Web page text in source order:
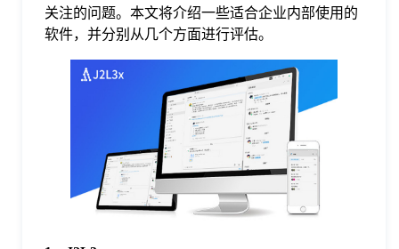
关注的问题。本文将介绍一些适合企业内部使用的
软件，并分别从几个方面进行评估。